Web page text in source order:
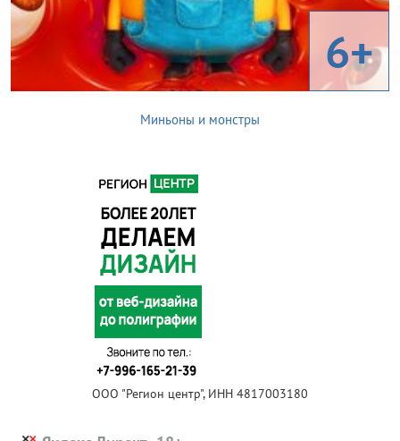
6+
Миньоны и монстры
ООО "Регион центр", ИНН 4817003180